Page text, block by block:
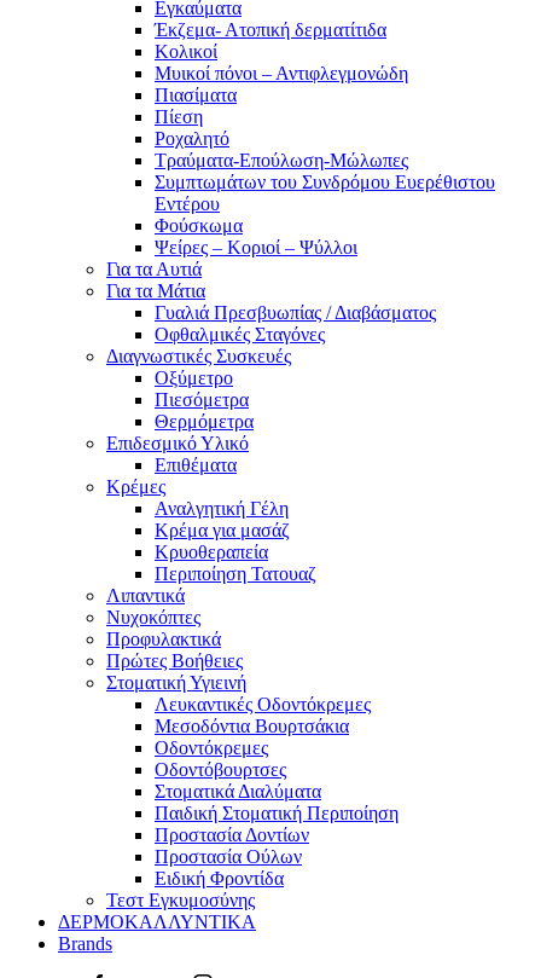
Εγκαύματα
Έκζεμα- Ατοπική δερματίτιδα
Κολικοί
Μυικοί πόνοι – Αντιφλεγμονώδη
Πιασίματα
Πίεση
Ροχαλητό
Τραύματα-Επούλωση-Μώλωπες
Συμπτωμάτων του Συνδρόμου Ευερέθιστου
Εντέρου
Φούσκωμα
Ψείρες – Κοριοί – Ψύλλοι
Για τα Αυτιά
Για τα Μάτια
Γυαλιά Πρεσβυωπίας / Διαβάσματος
Οφθαλμικές Σταγόνες
Διαγνωστικές Συσκευές
Οξύμετρο
Πιεσόμετρα
Θερμόμετρα
Επιδεσμικό Υλικό
Επιθέματα
Κρέμες
Αναλγητική Γέλη
Κρέμα για μασάζ
Κρυοθεραπεία
Περιποίηση Τατουαζ
Λιπαντικά
Νυχοκόπτες
Προφυλακτικά
Πρώτες Βοήθειες
Στοματική Υγιεινή
Λευκαντικές Οδοντόκρεμες
Μεσοδόντια Βουρτσάκια
Οδοντόκρεμες
Οδοντόβουρτσες
Στοματικά Διαλύματα
Παιδική Στοματική Περιποίηση
Προστασία Δοντίων
Προστασία Ούλων
Ειδική Φροντίδα
Τεστ Εγκυμοσύνης
ΔΕΡΜΟΚΑΛΛΥΝΤΙΚΑ
Brands